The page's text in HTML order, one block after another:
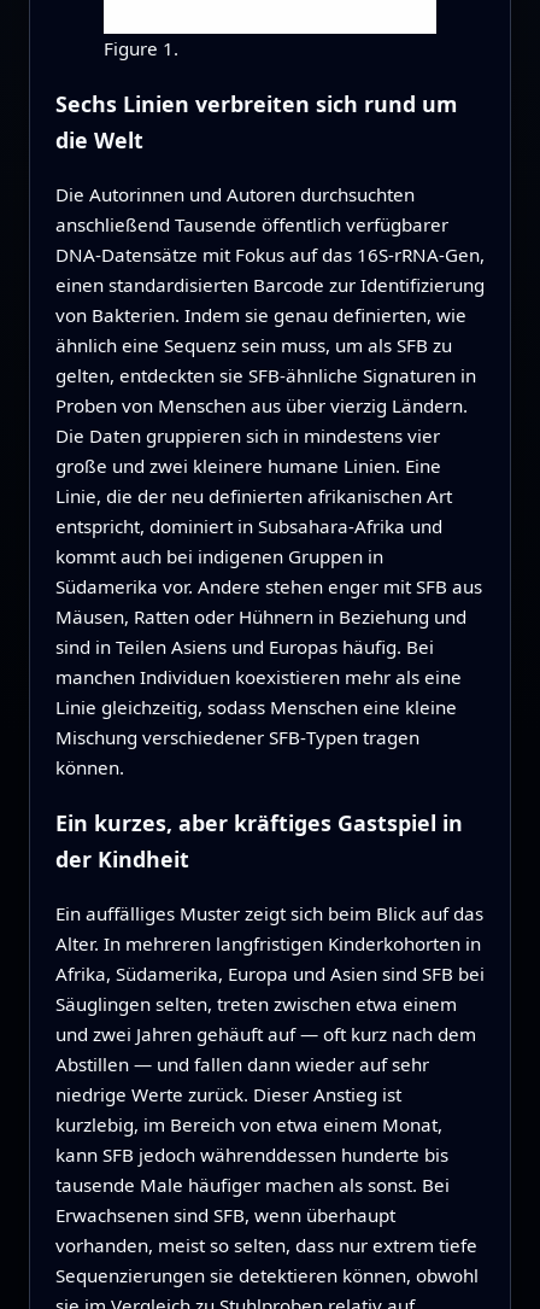
Figure 1.
Sechs Linien verbreiten sich rund um
die Welt
Die Autorinnen und Autoren durchsuchten
anschließend Tausende öffentlich verfügbarer
DNA‑Datensätze mit Fokus auf das 16S‑rRNA‑Gen,
einen standardisierten Barcode zur Identifizierung
von Bakterien. Indem sie genau definierten, wie
ähnlich eine Sequenz sein muss, um als SFB zu
gelten, entdeckten sie SFB‑ähnliche Signaturen in
Proben von Menschen aus über vierzig Ländern.
Die Daten gruppieren sich in mindestens vier
große und zwei kleinere humane Linien. Eine
Linie, die der neu definierten afrikanischen Art
entspricht, dominiert in Subsahara‑Afrika und
kommt auch bei indigenen Gruppen in
Südamerika vor. Andere stehen enger mit SFB aus
Mäusen, Ratten oder Hühnern in Beziehung und
sind in Teilen Asiens und Europas häufig. Bei
manchen Individuen koexistieren mehr als eine
Linie gleichzeitig, sodass Menschen eine kleine
Mischung verschiedener SFB‑Typen tragen
können.
Ein kurzes, aber kräftiges Gastspiel in
der Kindheit
Ein auffälliges Muster zeigt sich beim Blick auf das
Alter. In mehreren langfristigen Kinderkohorten in
Afrika, Südamerika, Europa und Asien sind SFB bei
Säuglingen selten, treten zwischen etwa einem
und zwei Jahren gehäuft auf — oft kurz nach dem
Abstillen — und fallen dann wieder auf sehr
niedrige Werte zurück. Dieser Anstieg ist
kurzlebig, im Bereich von etwa einem Monat,
kann SFB jedoch währenddessen hunderte bis
tausende Male häufiger machen als sonst. Bei
Erwachsenen sind SFB, wenn überhaupt
vorhanden, meist so selten, dass nur extrem tiefe
Sequenzierungen sie detektieren können, obwohl